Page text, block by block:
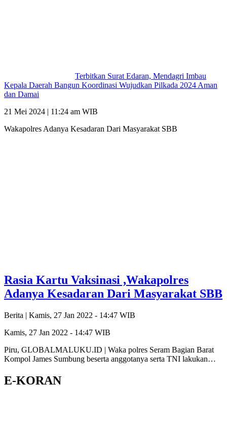
Terbitkan Surat Edaran, Mendagri Imbau
Kepala Daerah Bangun Koordinasi Wujudkan Pilkada 2024 Aman
dan Damai
21 Mei 2024 | 11:24 am WIB
Wakapolres Adanya Kesadaran Dari Masyarakat SBB
Rasia Kartu Vaksinasi ,Wakapolres
Adanya Kesadaran Dari Masyarakat SBB
Berita | Kamis, 27 Jan 2022 - 14:47 WIB
Kamis, 27 Jan 2022 - 14:47 WIB
Piru, GLOBALMALUKU.ID | Waka polres Seram Bagian Barat
Kompol James Sumbung beserta anggotanya serta TNI lakukan…
E-KORAN